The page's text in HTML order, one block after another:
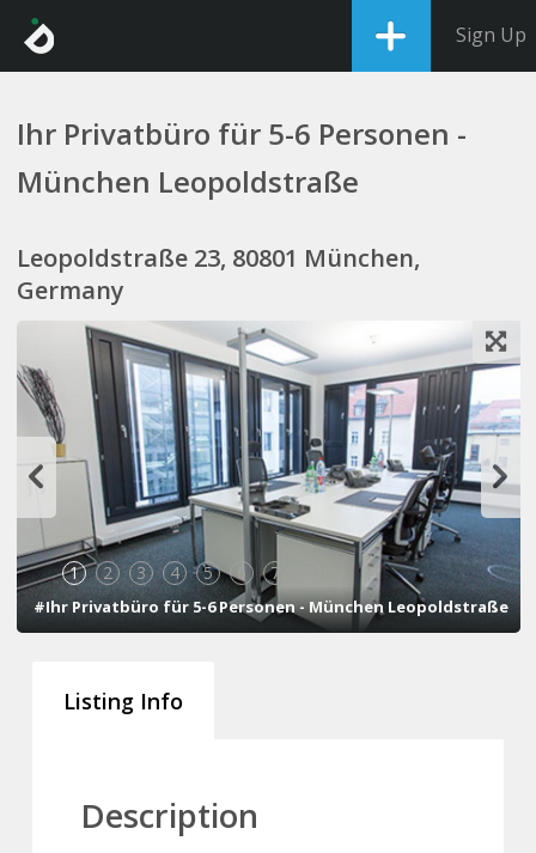
Sign Up
Ihr Privatbüro für 5-6 Personen -
München Leopoldstraße
Leopoldstraße 23, 80801 München,
Germany
1 2 3 4 5 6 7
#Ihr Privatbüro für 5-6 Personen - München Leopoldstraße
Listing Info
Description